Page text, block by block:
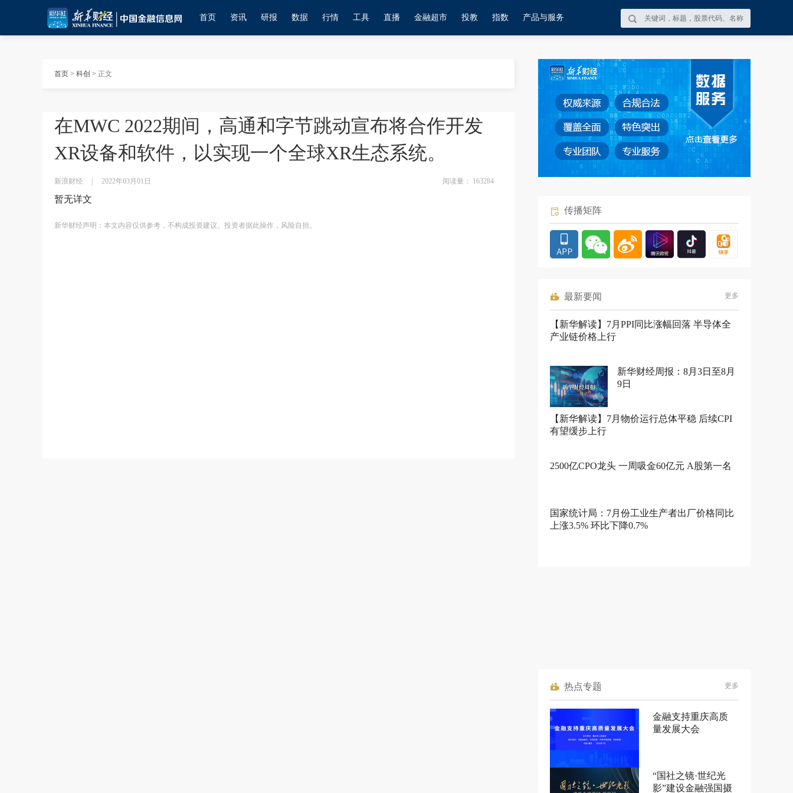
首页 资讯 研报 数据 行情 工具 直播 金融超市 投教 指数 产品与服务
首页 > 科创 > 正文
在MWC 2022期间，高通和字节跳动宣布将合作开发
XR设备和软件，以实现一个全球XR生态系统。
新浪财经 2022年03月01日 阅读量： 163284
暂无详文
新华财经声明：本文内容仅供参考，不构成投资建议。投资者据此操作，风险自担。
传播矩阵
最新要闻 更多
【新华解读】7月PPI同比涨幅回落 半导体全
产业链价格上行
新华财经周报：8月3日至8月
9日
【新华解读】7月物价运行总体平稳 后续CPI
有望缓步上行
2500亿CPO龙头 一周吸金60亿元 A股第一名
国家统计局：7月份工业生产者出厂价格同比
上涨3.5% 环比下降0.7%
热点专题 更多
金融支持重庆高质
量发展大会
“国社之镜·世纪光
影”建设金融强国摄